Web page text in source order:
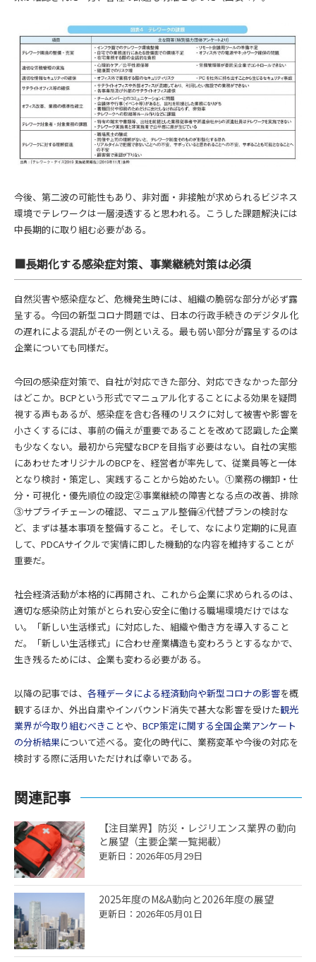
今後、第二波の可能性もあり、非対面・非接触が求められるビジネス
環境でテレワークは一層浸透すると思われる。こうした課題解決には
中長期的に取り組む必要がある。
■長期化する感染症対策、事業継続対策は必須
自然災害や感染症など、危機発生時には、組織の脆弱な部分が必ず露
呈する。今回の新型コロナ問題では、日本の行政手続きのデジタル化
の遅れによる混乱がその一例といえる。最も弱い部分が露呈するのは
企業についても同様だ。
今回の感染症対策で、自社が対応できた部分、対応できなかった部分
はどこか。BCPという形式でマニュアル化することによる効果を疑問
視する声もあるが、感染症を含む各種のリスクに対して被害や影響を
小さくするには、事前の備えが重要であることを改めて認識した企業
も少なくない。最初から完璧なBCPを目指す必要はない。自社の実態
にあわせたオリジナルのBCPを、経営者が率先して、従業員等と一体
となり検討・策定し、実践することから始めたい。①業務の棚卸・仕
分・可視化・優先順位の設定②事業継続の障害となる点の改善、排除
③サプライチェーンの確認、マニュアル整備④代替プランの検討な
ど、まずは基本事項を整備すること。そして、なにより定期的に見直
して、PDCAサイクルで実情に即した機動的な内容を維持することが
重要だ。
社会経済活動が本格的に再開され、これから企業に求められるのは、
適切な感染防止対策がとられ安心安全に働ける職場環境だけではな
い。「新しい生活様式」に対応した、組織や働き方を導入すること
だ。「新しい生活様式」に合わせ産業構造も変わろうとするなかで、
生き残るためには、企業も変わる必要がある。
以降の記事では、 各種データによる経済動向や新型コロナの影響を概
観するほか、外出自粛やインバウンド消失で甚大な影響を受けた観光
業界が今取り組むべきことや、 BCP策定に関する全国企業アンケート
の分析結果について述べる。変化の時代に、業務変革や今後の対応を
検討する際に活用いただければ幸いである。
関連記事
【注目業界】防災・レジリエンス業界の動向
と展望（主要企業一覧掲載）
更新日：2026年05月29日
2025年度のM&A動向と2026年度の展望
更新日：2026年05月01日